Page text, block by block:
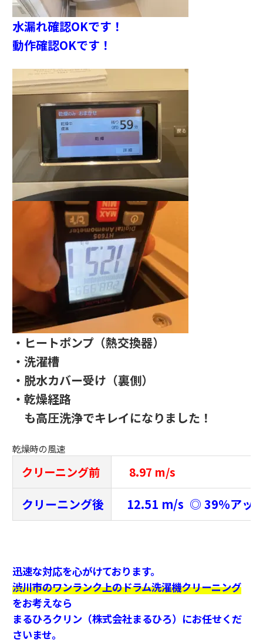
水漏れ確認OKです！
動作確認OKです！
・ヒートポンプ（熱交換器）
・洗濯槽
・脱水カバー受け（裏側）
・乾燥経路
も高圧洗浄でキレイになりました！
乾燥時の風速
クリーニング前 8.97 m/s
クリーニング後 12.51 m/s ◎ 39％アッ
迅速な対応を心がけております。
渋川市のワンランク上のドラム洗濯機クリーニング
をお考えなら
まるひろクリン（株式会社まるひろ）にお任せくだ
さいませ。